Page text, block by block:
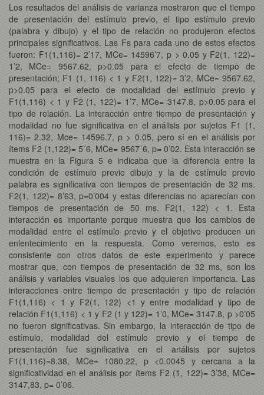
Los resultados del análisis de varianza mostraron que el tiempo
de presentación del estímulo previo, el tipo estímulo previo
(palabra y dibujo) y el tipo de relación no produjeron efectos
principales significativos. Las Fs para cada uno de estos efectos
fueron: F1(1,116)= 2’17, MCe= 14596’7, p > 0.05 y F2(1, 122)=
1’2, MCe= 9567.62, p>0.05 para el efecto de tiempo de
presentación; F1 (1, 116) < 1 y F2(1, 122)= 3’2, MCe= 9567.62,
p>0.05 para el efecto de modalidad del estímulo previo y
F1(1,116) < 1 y F2 (1, 122)= 1’7, MCe= 3147.8, p>0.05 para el
tipo de relación. La interacción entre tiempo de presentación y
modalidad no fue significativa en el análisis por sujetos F1 (1,
116)= 2.32, Mce= 14596.7, p > 0.05, pero sí en el análisis por
ítems F2 (1,122)= 5´6, MCe= 9567´6, p= 0’02. Esta interacción se
muestra en la Figura 5 e indicaba que la diferencia entre la
condición de estímulo previo dibujo y la de estímulo previo
palabra es significativa con tiempos de presentación de 32 ms.
F2(1, 122)= 8’63, p=0’004 y estas diferencias no aparecían con
tiempos de presentación de 50 ms. F2(1, 122) < 1. Esta
interacción es importante porque muestra que los cambios de
modalidad entre el estímulo previo y el objetivo producen un
enlentecimiento en la respuesta. Como veremos, esto es
consistente con otros datos de este experimento y parece
mostrar que, con tiempos de presentación de 32 ms, son los
análisis y variables visuales los que adquieren importancia. Las
interacciones entre tiempo de presentación y tipo de relación
F1(1,116) < 1 y F2(1, 122) <1 y entre modalidad y tipo de
relación F1(1,116) < 1 y F2 (1 y 122)= 1’0, MCe= 3147.8, p >0’05
no fueron significativas. Sin embargo, la interacción de tipo de
estímulo, modalidad del estímulo previo y el tiempo de
presentación fue significativa en el análisis por sujetos
F1(1,116)=8.38, MCe= 1080.22, p <0.0045 y cercana a la
significatividad en el análisis por ítems F2 (1, 122)= 3’38, MCe=
3147,83, p= 0’06.